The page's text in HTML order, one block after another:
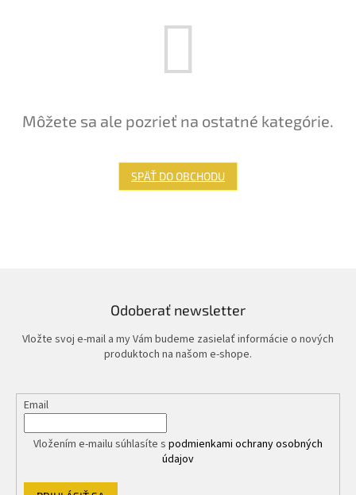
Môžete sa ale pozrieť na ostatné kategórie.
SPÄŤ DO OBCHODU
Odoberať newsletter
Vložte svoj e-mail a my Vám budeme zasielať informácie o nových
produktoch na našom e-shope.
Email
Vložením e-mailu súhlasíte s podmienkami ochrany osobných
údajov